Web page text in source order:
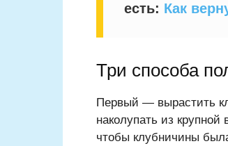
есть: Как
Три способа
Первый — вырастить
наколупать из
чтобы клубничины